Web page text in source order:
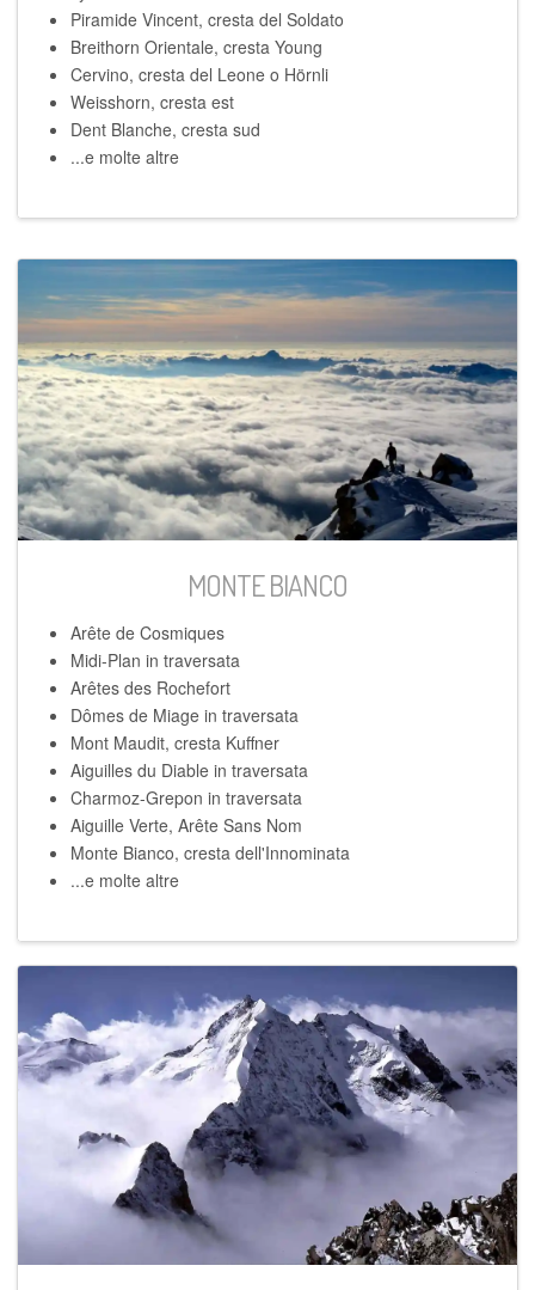
Piramide Vincent, cresta del Soldato
Breithorn Orientale, cresta Young
Cervino, cresta del Leone o Hörnli
Weisshorn, cresta est
Dent Blanche, cresta sud
...e molte altre
MONTE BIANCO
Arête de Cosmiques
Midi-Plan in traversata
Arêtes des Rochefort
Dômes de Miage in traversata
Mont Maudit, cresta Kuffner
Aiguilles du Diable in traversata
Charmoz-Grepon in traversata
Aiguille Verte, Arête Sans Nom
Monte Bianco, cresta dell'Innominata
...e molte altre